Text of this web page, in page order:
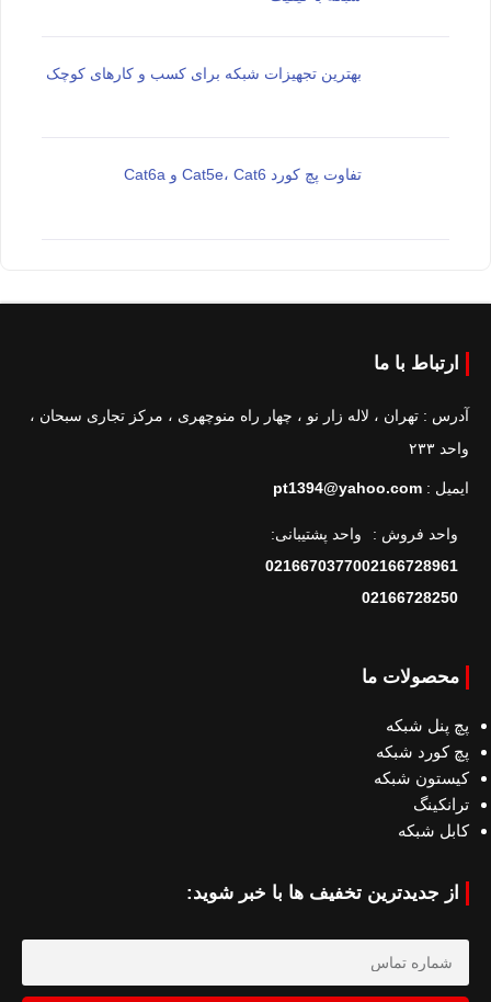
بهترین تجهیزات شبکه برای کسب و کارهای کوچک
تفاوت پچ کورد Cat5e، Cat6 و Cat6a
ارتباط با ما
آدرس : تهران ، لاله زار نو ، چهار راه منوچهری ، مرکز تجاری سبحان ،
واحد ۲۳۳
ایمیل : pt1394@yahoo.com
واحد فروش :
02166728961
02166728250
واحد پشتیبانی:
02166703770
محصولات ما
پچ پنل شبکه
پچ کورد شبکه
کیستون شبکه
ترانکینگ
کابل شبکه
از جدیدترین تخفیف ها با خبر شوید: